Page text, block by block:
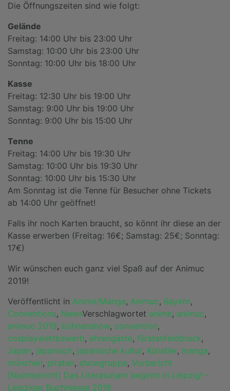
Die Öffnungszeiten sind wie folgt:
Gelände
Freitag: 14:00 Uhr bis 23:00 Uhr
Samstag: 10:00 Uhr bis 23:00 Uhr
Sonntag: 10:00 Uhr bis 18:00 Uhr
Kasse
Freitag: 12:30 Uhr bis 19:00 Uhr
Samstag: 9:00 Uhr bis 19:00 Uhr
Sonntag: 9:00 Uhr bis 15:00 Uhr
Tenne
Freitag: 14:00 Uhr bis 19:30 Uhr
Samstag: 10:00 Uhr bis 19:30 Uhr
Sonntag: 10:00 Uhr bis 15:30 Uhr
Am Sonntag ist die Tenne für Besucher ohne Tickets
ab 14:00 Uhr geöffnet!
Falls ihr noch Karten braucht, so könnt ihr diese an der
Kasse erwerben (Freitag: 16€; Samstag: 25€; Sonntag:
17€)
Wir wünschen euch ganz viel Spaß auf der Animuc
2019!
Veröffentlicht in Anime/Manga, Animuc, Bayern,
Conventions, NewsVerschlagwortet anime, animuc,
animuc 2019, bühnenshow, convention,
cosplaywettbewerb, ehrengäste, fürstenfeldbruck,
Japan, japanisch, japanische kultur, Künstler, manga,
münchen, piraten, showgruppe, Vorbericht
Beitragsnavigation
[Nachbericht] Das Literaturjahr beginnt in Leipzig! –
Leipziger Buchmesse 2019